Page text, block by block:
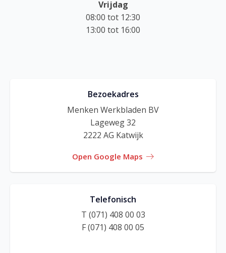
Vrijdag
08:00 tot 12:30
13:00 tot 16:00
Bezoekadres
Menken Werkbladen BV
Lageweg 32
2222 AG Katwijk
Open Google Maps
Telefonisch
T (071) 408 00 03
F (071) 408 00 05